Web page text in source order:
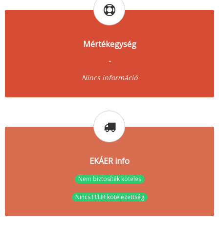
Mértékegység
-
Nincs információ
EKÁER info
Nem biztosíték köteles
Nincs FELIR kötelezettség